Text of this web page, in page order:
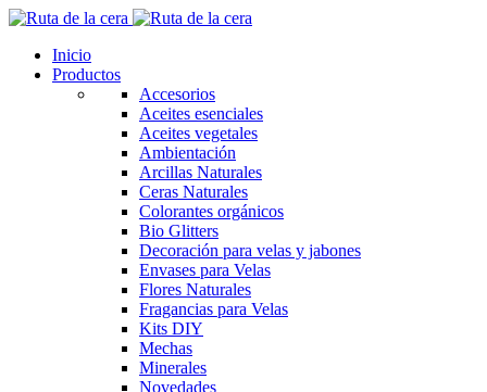
Inicio
Productos
Accesorios
Aceites esenciales
Aceites vegetales
Ambientación
Arcillas Naturales
Ceras Naturales
Colorantes orgánicos
Bio Glitters
Decoración para velas y jabones
Envases para Velas
Flores Naturales
Fragancias para Velas
Kits DIY
Mechas
Minerales
Novedades